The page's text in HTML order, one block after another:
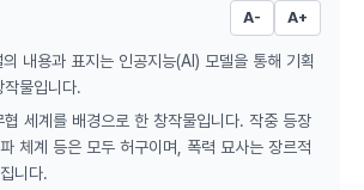
A- A+
의 내용과 표지는 인공지능(AI) 모델을 통해 기획
물입니다.
세계를 배경으로 한 창작물입니다. 작중 등장
체계 등은 모두 허구이며, 폭력 묘사는 장르적
니다.